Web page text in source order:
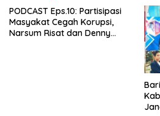
PODCAST Eps.10: Partisipasi
Masyakat Cegah Korupsi,
Narsum Risat dan Denny